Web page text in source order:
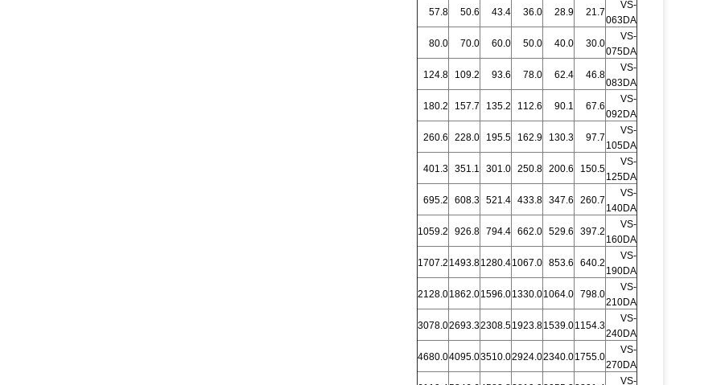
VS-
063DA
21.7
28.9
36.0
43.4
50.6
57.8
VS-
075DA
30.0
40.0
50.0
60.0
70.0
80.0
VS-
083DA
46.8
62.4
78.0
93.6
109.2
124.8
VS-
092DA
67.6
90.1
112.6
135.2
157.7
180.2
VS-
105DA
97.7
130.3
162.9
195.5
228.0
260.6
VS-
125DA
150.5
200.6
250.8
301.0
351.1
401.3
VS-
140DA
260.7
347.6
433.8
521.4
608.3
695.2
VS-
160DA
397.2
529.6
662.0
794.4
926.8
1059.2
VS-
190DA
640.2
853.6
1067.0
1280.4
1493.8
1707.2
VS-
210DA
798.0
1064.0
1330.0
1596.0
1862.0
2128.0
VS-
240DA
1154.3
1539.0
1923.8
2308.5
2693.3
3078.0
VS-
270DA
1755.0
2340.0
2924.0
3510.0
4095.0
4680.0
VS-